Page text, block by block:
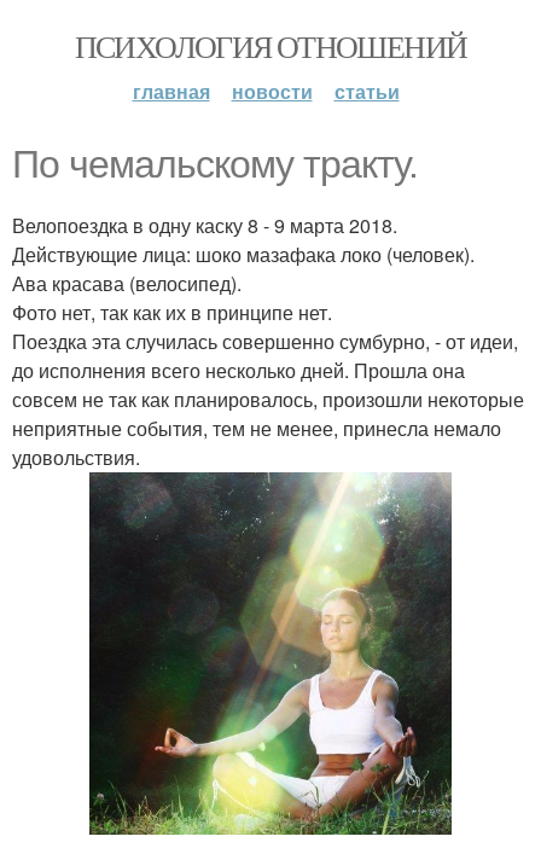
ПСИХОЛОГИЯ ОТНОШЕНИЙ
главная новости статьи
По чемальскому тракту.
Велопоездка в одну каску 8 - 9 марта 2018.
Действующие лица: шоко мазафака локо (человек).
Ава красава (велосипед).
Фото нет, так как их в принципе нет.
Поездка эта случилась совершенно сумбурно, - от идеи,
до исполнения всего несколько дней. Прошла она
совсем не так как планировалось, произошли некоторые
неприятные события, тем не менее, принесла немало
удовольствия.